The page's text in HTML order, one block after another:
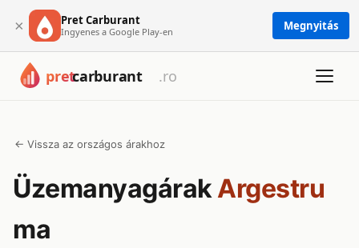
× Pret Carburant
Ingyenes a Google Play-en Megnyitás
← Vissza az országos árakhoz
ÜzemanyagárakArgestru
ma